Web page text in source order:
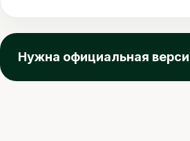
Нужна официальная